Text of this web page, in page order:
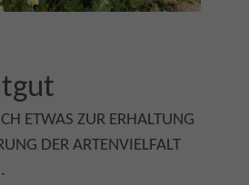
ETWAS ZUR ERHALTUNG
DER ARTENVIELFALT